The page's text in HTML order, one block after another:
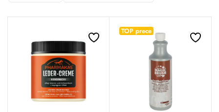
TOP prece